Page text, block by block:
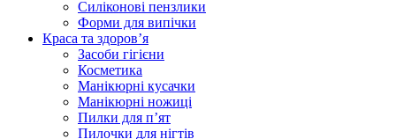
Силіконові пензлики
Форми для випічки
Краса та здоров’я
Засоби гігієни
Косметика
Манікюрні кусачки
Манікюрні ножиці
Пилки для п’ят
Пилочки для нігтів